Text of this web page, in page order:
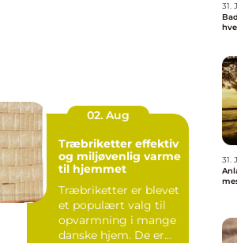
02. Aug
Træbriketter effektiv
og miljøvenlig varme
til hjemmet
Træbriketter er blevet
et populært valg til
opvarmning i mange
danske hjem. De er
31.
31.